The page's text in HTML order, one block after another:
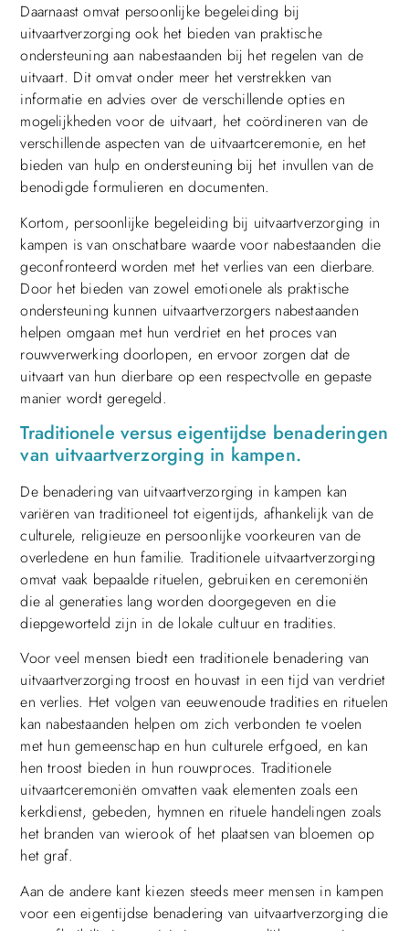
Daarnaast omvat persoonlijke begeleiding bij
uitvaartverzorging ook het bieden van praktische
ondersteuning aan nabestaanden bij het regelen van de
uitvaart. Dit omvat onder meer het verstrekken van
informatie en advies over de verschillende opties en
mogelijkheden voor de uitvaart, het coördineren van de
verschillende aspecten van de uitvaartceremonie, en het
bieden van hulp en ondersteuning bij het invullen van de
benodigde formulieren en documenten.
Kortom, persoonlijke begeleiding bij uitvaartverzorging in
kampen is van onschatbare waarde voor nabestaanden die
geconfronteerd worden met het verlies van een dierbare.
Door het bieden van zowel emotionele als praktische
ondersteuning kunnen uitvaartverzorgers nabestaanden
helpen omgaan met hun verdriet en het proces van
rouwverwerking doorlopen, en ervoor zorgen dat de
uitvaart van hun dierbare op een respectvolle en gepaste
manier wordt geregeld.
Traditionele versus eigentijdse benaderingen
van uitvaartverzorging in kampen.
De benadering van uitvaartverzorging in kampen kan
variëren van traditioneel tot eigentijds, afhankelijk van de
culturele, religieuze en persoonlijke voorkeuren van de
overledene en hun familie. Traditionele uitvaartverzorging
omvat vaak bepaalde rituelen, gebruiken en ceremoniën
die al generaties lang worden doorgegeven en die
diepgeworteld zijn in de lokale cultuur en tradities.
Voor veel mensen biedt een traditionele benadering van
uitvaartverzorging troost en houvast in een tijd van verdriet
en verlies. Het volgen van eeuwenoude tradities en rituelen
kan nabestaanden helpen om zich verbonden te voelen
met hun gemeenschap en hun culturele erfgoed, en kan
hen troost bieden in hun rouwproces. Traditionele
uitvaartceremoniën omvatten vaak elementen zoals een
kerkdienst, gebeden, hymnen en rituele handelingen zoals
het branden van wierook of het plaatsen van bloemen op
het graf.
Aan de andere kant kiezen steeds meer mensen in kampen
voor een eigentijdse benadering van uitvaartverzorging die